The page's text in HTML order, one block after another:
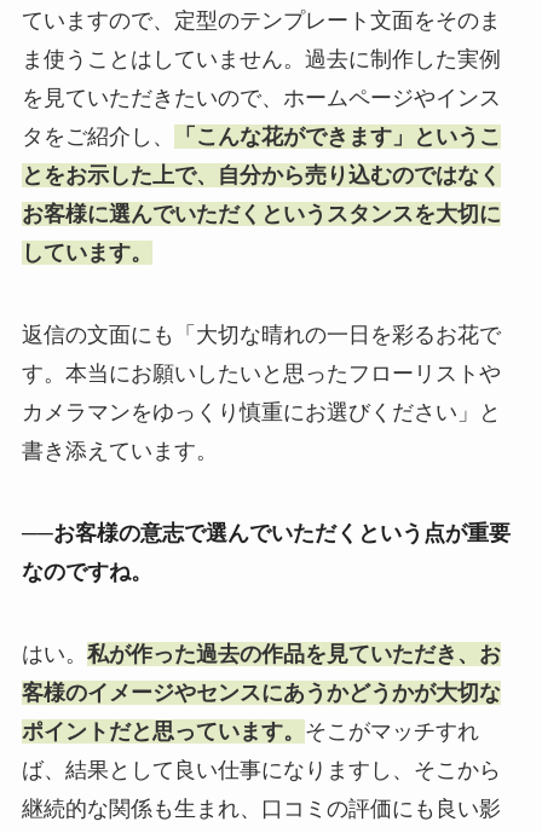
ていますので、定型のテンプレート文面をそのま
ま使うことはしていません。過去に制作した実例
を見ていただきたいので、ホームページやインス
タをご紹介し、
「こんな花ができます」というこ
とをお示した上で、自分から売り込むのではなく
お客様に選んでいただくというスタンスを大切に
しています。
返信の文面にも「大切な晴れの一日を彩るお花で
す。本当にお願いしたいと思ったフローリストや
カメラマンをゆっくり慎重にお選びください」と
書き添えています。
──お客様の意志で選んでいただくという点が重要
なのですね。
はい。 私が作った過去の作品を見ていただき、お
客様のイメージやセンスにあうかどうかが大切な
ポイントだと思っています。 そこがマッチすれ
ば、結果として良い仕事になりますし、そこから
継続的な関係も生まれ、口コミの評価にも良い影